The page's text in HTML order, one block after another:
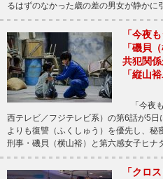
るはずのなかった歳の差の男女が静か
「今夜
「磯貝
共犯関
「縦山
「今夜
西テレビ／フジテレビ系）の第6話が5
よりも復讐（ふくしゅう）を優先し、
刑事・磯貝（横山裕）と第六感女子ヒ
「クロ